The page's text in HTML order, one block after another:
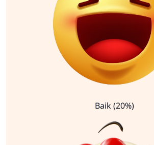
Baik (20%)